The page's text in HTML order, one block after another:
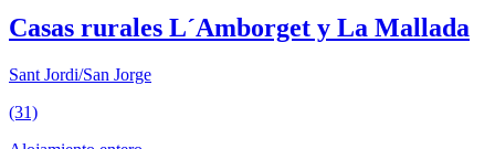
Casas rurales L´Amborget y La Mallada
Sant Jordi/San Jorge
(31)